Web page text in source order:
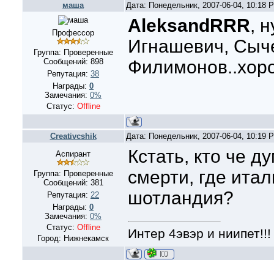
маша Дата: Понедельник, 2007-06-04, 10:18
Профессор
Группа: Проверенные
Сообщений: 898
Репутация: 38
Награды: 0
Замечания: 0%
Статус: Offline
AleksandRRR,
Игнашевич,
Creativcshik
Дата: Понедельник, 2007-06-04, 10:19
Аспирант
Группа: Проверенные
Сообщений: 381
Репутация: 22
Награды: 0
Замечания: 0%
Статус: Offline
Город: Нижнекамск
Кстать, кто че
смерти, где
шотландия?
Интер 4эвэр и ниипет!!!